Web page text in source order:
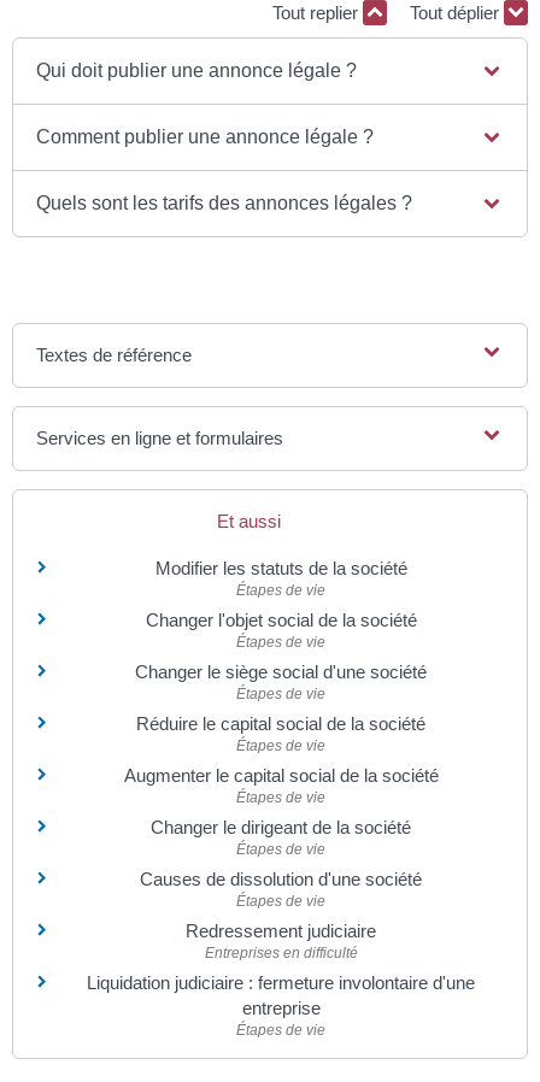
Tout replier Tout déplier
Qui doit publier une annonce légale ?
Comment publier une annonce légale ?
Quels sont les tarifs des annonces légales ?
Textes de référence
Services en ligne et formulaires
Et aussi
Modifier les statuts de la société
Étapes de vie
Changer l'objet social de la société
Étapes de vie
Changer le siège social d'une société
Étapes de vie
Réduire le capital social de la société
Étapes de vie
Augmenter le capital social de la société
Étapes de vie
Changer le dirigeant de la société
Étapes de vie
Causes de dissolution d'une société
Étapes de vie
Redressement judiciaire
Entreprises en difficulté
Liquidation judiciaire : fermeture involontaire d'une
entreprise
Étapes de vie